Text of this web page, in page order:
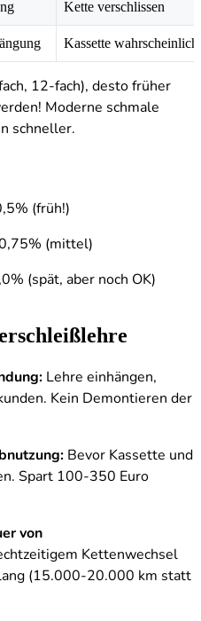
Kette verschlissen
Kassette
12-fach), desto früher
Moderne schmale
schneller.
(früh!)
(mittel)
(spät, aber noch OK)
Lehre einhängen,
Kein Demontieren der
Bevor Kassette und
Spart 100-350 Euro
von
Kettenwechsel
(15.000-20.000 km statt